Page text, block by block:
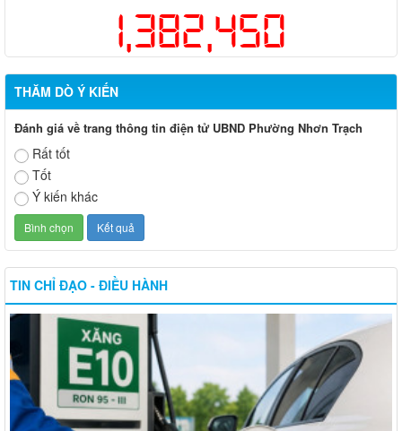
1,382,450
THĂM DÒ Ý KIẾN
Đánh giá về trang thông tin điện tử UBND Phường Nhơn Trạch
Rất tốt
Tốt
Ý kiến khác
TIN CHỈ ĐẠO - ĐIỀU HÀNH